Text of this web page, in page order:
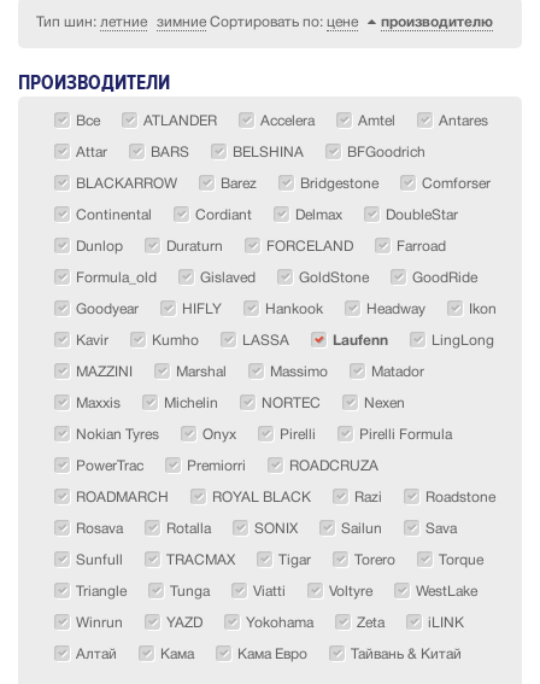
Тип шин: летние зимние Сортировать по: цене производителю
ПРОИЗВОДИТЕЛИ
Все ATLANDER Accelera Amtel Antares
Attar BARS BELSHINA BFGoodrich
BLACKARROW Barez Bridgestone Comforser
Continental Cordiant Delmax DoubleStar
Dunlop Duraturn FORCELAND Farroad
Formula_old Gislaved GoldStone GoodRide
Goodyear HIFLY Hankook Headway Ikon
Kavir Kumho LASSA Laufenn LingLong
MAZZINI Marshal Massimo Matador
Maxxis Michelin NORTEC Nexen
Nokian Tyres Onyx Pirelli Pirelli Formula
PowerTrac Premiorri ROADCRUZA
ROADMARCH ROYAL BLACK Razi Roadstone
Rosava Rotalla SONIX Sailun Sava
Sunfull TRACMAX Tigar Torero Torque
Triangle Tunga Viatti Voltyre WestLake
Winrun YAZD Yokohama Zeta iLINK
Алтай Кама Кама Евро Тайвань & Китай